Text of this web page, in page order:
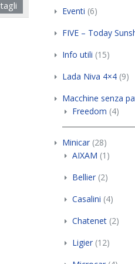
Eventi (6)
FIVE – Today
Info utili (15)
Lada Niva 4×4(9)
Macchine senza
Freedom (4)
Minicar(28)
AIXAM (1)
Bellier(2)
Casalini (4)
Chatenet(2)
Ligier(12)